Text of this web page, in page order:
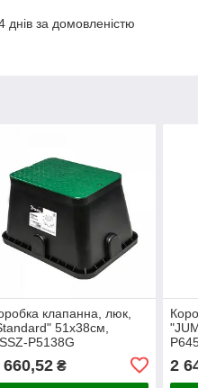
за домовленістю
клапанна, люк,
51x38см,
P5138G
660,52₴ 2